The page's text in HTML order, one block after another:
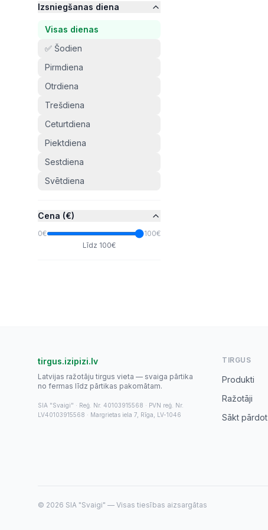
Izsniegšanas diena
Visas dienas
✅ Šodien
Pirmdiena
Otrdiena
Trešdiena
Ceturtdiena
Piektdiena
Sestdiena
Svētdiena
Cena (€)
0€ 100€
Līdz 100€
tirgus.izipizi.lv
Latvijas ražotāju tirgus vieta — svaiga pārtika
no fermas līdz pārtikas pakomātam.
SIA "Svaigi" · Reģ. Nr. 40103915568 · PVN reģ. Nr.
LV40103915568 · Margrietas iela 7, Rīga, LV-1046
TIRGUS
Produkti
Ražotāji
Sākt pārdot
© 2026 SIA "Svaigi" — Visas tiesības aizsargātas